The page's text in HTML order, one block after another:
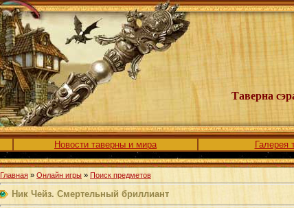
Таверна
Новости таверны и мира Галерея
Главная » Онлайн игры » Поиск предметов
Ник Чейз. Смертельный бриллиант